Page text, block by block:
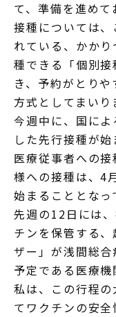
て、準備を進めて
接種については
れている、かか
種できる「個別
き、予約がとり
方式としてまいり
今週中に、国に
した先行接種が
医療従事者への
様への接種は、4
始まることとなっ
先週の12日には
チンを保管する
ザー」が浅間総
予定である医療機
私は、この行程
てワクチンの安